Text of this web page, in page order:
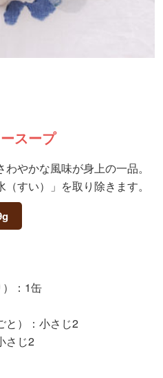
スープ
やかな風味が身上の一品。
すい）」を取り除きます。
：1缶
と）：小さじ2
さじ2